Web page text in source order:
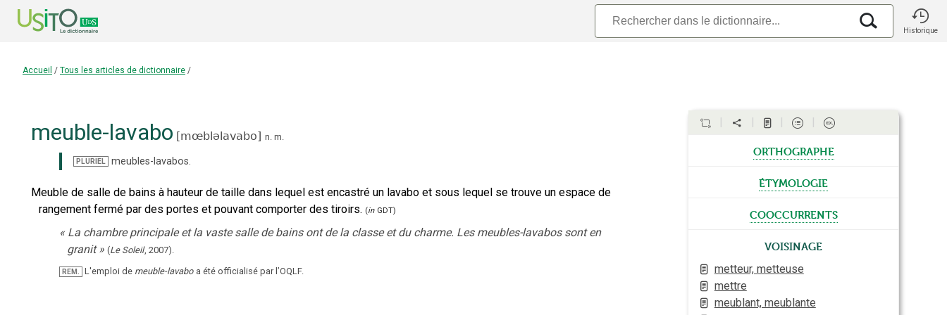
Historique
Accueil / Tous les articles de dictionnaire /
meuble-lavabo [mœbləlavabo] n. m.
PLURIEL meubles-lavabos.
Meuble de salle de bains à hauteur de taille dans lequel est encastré un lavabo et sous lequel se trouve un espace de
rangement fermé par des portes et pouvant comporter des tiroirs. (in GDT)
« La chambre principale et la vaste salle de bains ont de la classe et du charme. Les meubles-lavabos sont en
granit » (Le Soleil, 2007).
REM. L'emploi de meuble-lavabo a été officialisé par l’OQLF.
orthographe
étymologie
cooccurrents
Voisinage
metteur, metteuse
mettre
meublant, meublante